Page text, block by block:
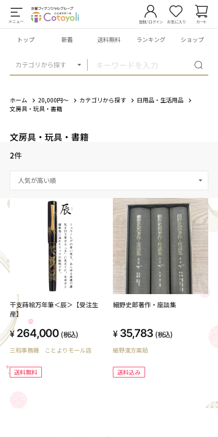
メニュー
カテゴリから探す
登録/ログイン お気に入り カート
トップ 新着 送料無料 ランキング ショップ
ホーム 20,000円～ カテゴリから探す
日用品・生活用品
文房具・玩具・書籍
文房具・玩具・書籍
2件
干支蒔絵万年筆＜辰＞【受注生
産】
264,000 (税込)
三和事務機 ことよりモール店
送料無料
細野史郎著作・座談集
35,783 (税込)
細野漢方薬局
送料込み